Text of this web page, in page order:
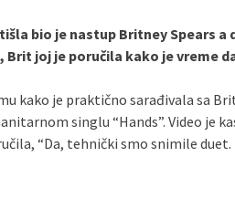
bio je nastup Britney Spears a
Brit joj je poručila kako je vreme
kako je praktično sarađivala sa
singlu “Hands”. Video je
“Da, tehnički smo snimile